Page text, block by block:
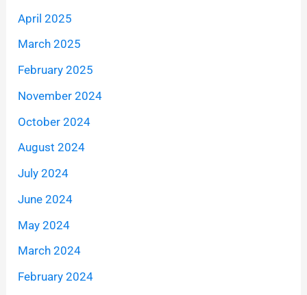
April 2025
March 2025
February 2025
November 2024
October 2024
August 2024
July 2024
June 2024
May 2024
March 2024
February 2024